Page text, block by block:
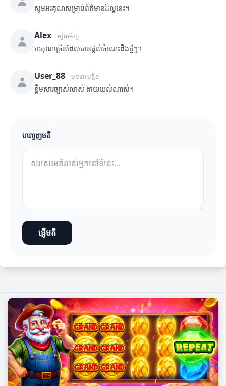
សូមអរគុណសម្រាប់ព័ត៌មានដ៏ល្អនេះ។
Alex ម្សិលមិញ
អរគុណច្រើនដែលបានផ្តល់ចំណេះដឹងថ្មីៗ។
User_88 មុននេះបន្តិច
ខ្លឹមសារច្បាស់លាស់ ងាយយល់ណាស់។
បញ្ចេញមតិ
ផ្ញើមតិ